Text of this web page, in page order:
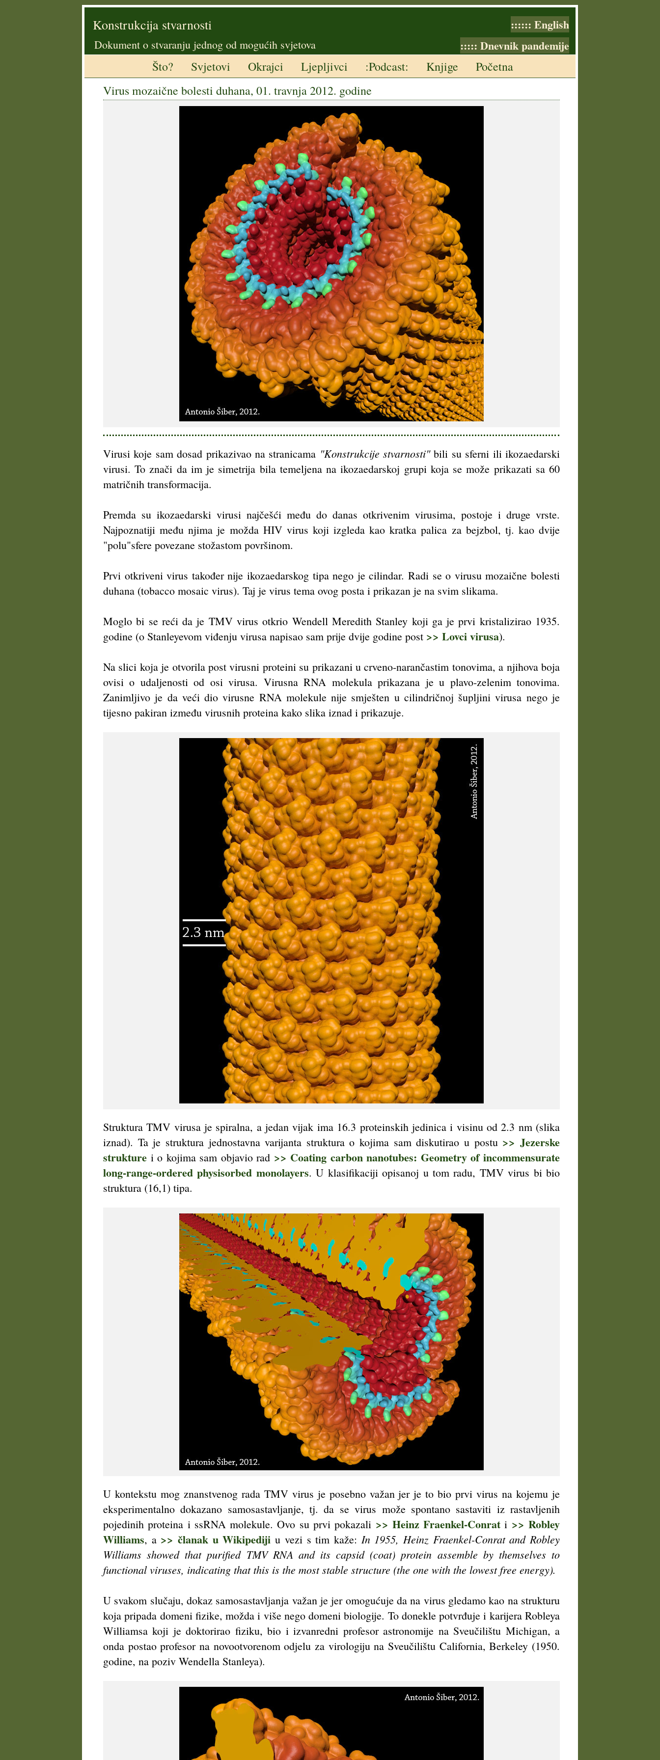
Konstrukcija stvarnosti :::::: English
Dokument o stvaranju jednog od mogućih svjetova ::::: Dnevnik pandemije
Što? Svjetovi Okrajci Ljepljivci :Podcast: Knjige
Početna
Virus mozaične bolesti duhana, 01. travnja 2012. godine
Virusi koje sam dosad prikazivao na stranicama "Konstrukcije stvarnosti"bili su sferni ili ikozaedarski
virusi. To znači da im je simetrija bila temeljena na ikozaedarskoj grupi koja se može prikazati sa 60
matričnih transformacija.
Premda su ikozaedarski virusi najčešći među do danas otkrivenim virusima, postoje i druge vrste.
Najpoznatiji među njima je možda HIV virus koji izgleda kao kratka palica za bejzbol, tj. kao dvije
"polu"sfere povezane stožastom površinom.
Prvi otkriveni virus također nije ikozaedarskog tipa nego je cilindar. Radi se o virusu mozaične bolesti
duhana (tobacco mosaic virus). Taj je virus tema ovog posta i prikazan je na svim slikama.
Moglo bi se reći da je TMV virus otkrio Wendell Meredith Stanley koji ga je prvi kristalizirao 1935.
godine (o Stanleyevom viđenju virusa napisao sam prije dvije godine post >> Lovci virusa).
Na slici koja je otvorila post virusni proteini su prikazani u crveno-narančastim tonovima, a njihova boja
ovisi o udaljenosti od osi virusa. Virusna RNA molekula prikazana je u plavo-zelenim tonovima.
Zanimljivo je da veći dio virusne RNA molekule nije smješten u cilindričnoj šupljini virusa nego je
tijesno pakiran između virusnih proteina kako slika iznad i prikazuje.
Struktura TMV virusa je spiralna, a jedan vijak ima 16.3 proteinskih jedinica i visinu od 2.3 nm (slika
iznad). Ta je struktura jednostavna varijanta struktura o kojima sam diskutirao u postu >> Jezerske
strukture i o kojima sam objavio rad >> Coating carbon nanotubes: Geometry of incommensurate
long-range-ordered physisorbed monolayers. U klasifikaciji opisanoj u tom radu, TMV virus bi bio
struktura (16,1) tipa.
U kontekstu mog znanstvenog rada TMV virus je posebno važan jer je to bio prvi virus na kojemu je
eksperimentalno dokazano samosastavljanje, tj. da se virus može spontano sastaviti iz rastavljenih
pojedinih proteina i ssRNA molekule. Ovo su prvi pokazali >> Heinz Fraenkel-Conrat i >> Robley
Williams, a >> članak u Wikipediji u vezi s tim kaže: In 1955, Heinz Fraenkel-Conrat and Robley
Williams showed that purified TMV RNA and its capsid (coat) protein assemble by themselves to
functional viruses, indicating that this is the most stable structure (the one with the lowest free energy).
U svakom slučaju, dokaz samosastavljanja važan je jer omogućuje da na virus gledamo kao na strukturu
koja pripada domeni fizike, možda i više nego domeni biologije. To donekle potvrđuje i karijera Robleya
Williamsa koji je doktorirao fiziku, bio i izvanredni profesor astronomije na Sveučilištu Michigan, a
onda postao profesor na novootvorenom odjelu za virologiju na Sveučilištu California, Berkeley (1950.
godine, na poziv Wendella Stanleya).